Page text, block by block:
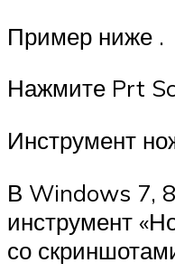
Пример ниже .
Нажмите Prt
Инструмент
В Windows 7,
инструмент
со